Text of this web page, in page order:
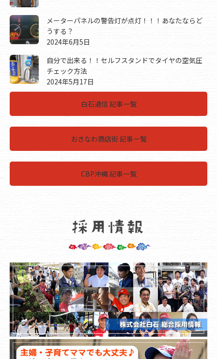
メーターパネルの警告灯が点灯！！！あなたならど
うする？
2024年6月5日
自分で出来る！！セルフスタンドでタイヤの空気圧
チェック方法
2024年5月17日
白石通信 記事一覧
おきなわ商店街 記事一覧
CBP沖縄 記事一覧